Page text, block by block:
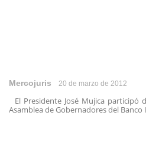
Mercojuris 20 de marzo de 2012
El Presidente José Mujica participó
Asamblea de Gobernadores del